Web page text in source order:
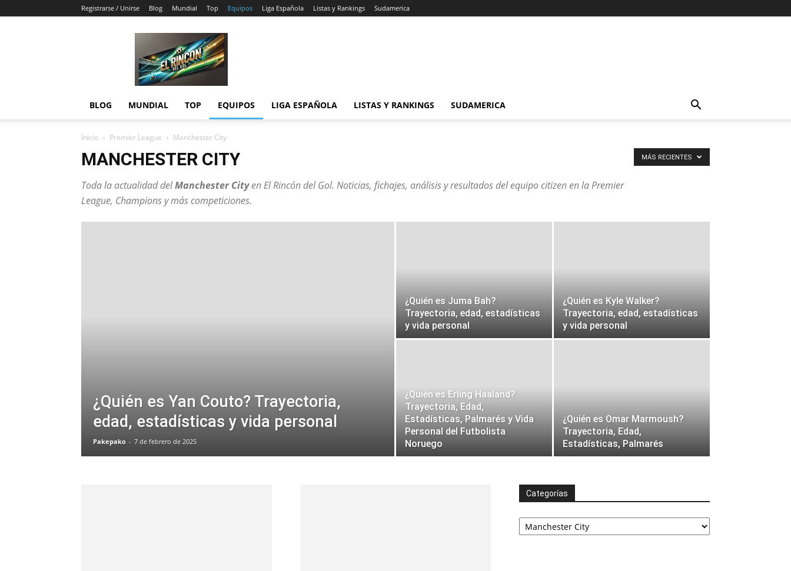
Registrarse / Unirse Blog Mundial Top Equipos Liga Española Listas y Rankings Sudamerica
Rincón
del
Gol
BLOG MUNDIAL TOP EQUIPOS LIGA ESPAÑOLA LISTAS Y RANKINGS SUDAMERICA
Inicio Premier League Manchester City
MANCHESTER CITY
Toda la actualidad delManchester CityenEl Rincón del Gol. Noticias, fichajes, análisis y resultados del equipo citizen en la Premier
League, Champions y más competiciones.
MÁS RECIENTES
¿Quién es Yan Couto? Trayectoria,
edad, estadísticas y vida personal
Pakepako - 7 de febrero de 2025
¿Quién es Juma Bah?
Trayectoria, edad, estadísticas
y vida personal
¿Quién es Kyle Walker?
Trayectoria, edad, estadísticas
y vida personal
¿Quién es Erling Haaland?
Trayectoria, Edad,
Estadísticas, Palmarés y Vida
Personal del Futbolista
Noruego
¿Quién es Omar Marmoush?
Trayectoria, Edad,
Estadísticas, Palmarés
Categorías
Categorías